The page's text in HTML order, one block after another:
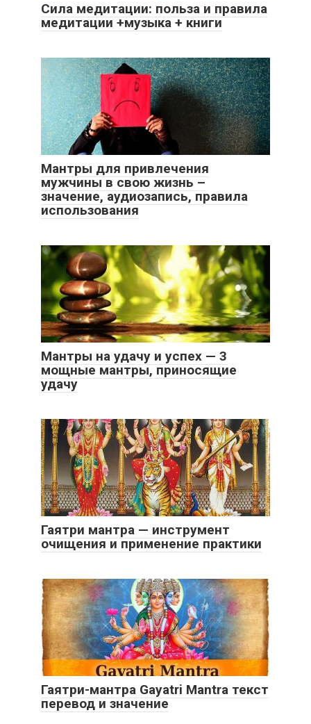
Сила медитации: польза и правила
медитации +музыка + книги
Мантры для привлечения
мужчины в свою жизнь –
значение, аудиозапись, правила
использования
Мантры на удачу и успех — 3
мощные мантры, приносящие
удачу
Гаятри мантра — инструмент
очищения и применение практики
Гаятри-мантра Gayatri Mantra текст
перевод и значение